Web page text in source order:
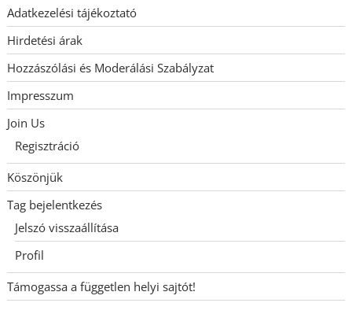
Adatkezelési tájékoztató
Hirdetési árak
Hozzászólási és Moderálási Szabályzat
Impresszum
Join Us
Regisztráció
Köszönjük
Tag bejelentkezés
Jelszó visszaállítása
Profil
Támogassa a független helyi sajtót!